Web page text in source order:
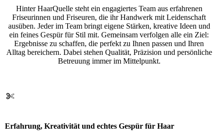
Hinter HaarQuelle steht ein engagiertes Team aus erfahrenen
Friseurinnen und Friseuren, die ihr Handwerk mit Leidenschaft
ausüben. Jeder im Team bringt eigene Stärken, kreative Ideen und
ein feines Gespür für Stil mit. Gemeinsam verfolgen alle ein Ziel:
Ergebnisse zu schaffen, die perfekt zu Ihnen passen und Ihren
Alltag bereichern. Dabei stehen Qualität, Präzision und persönliche
Betreuung immer im Mittelpunkt.
Erfahrung, Kreativität und echtes Gespür für Haar